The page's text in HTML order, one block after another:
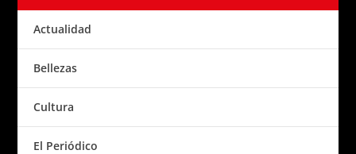
Actualidad
Bellezas
Cultura
El Periódico